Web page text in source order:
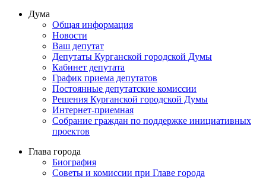
Дума
Общая информация
Новости
Ваш депутат
Депутаты Курганской городской Думы
Кабинет депутата
График приема депутатов
Постоянные депутатские комиссии
Решения Курганской городской Думы
Интернет-приемная
Собрание граждан по поддержке инициативных
проектов
Глава города
Биография
Советы и комиссии при Главе города